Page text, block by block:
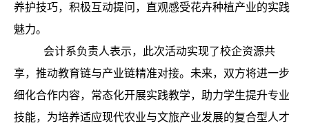
养护技巧，积极互动提问，直观感受花卉种植产业的实践
魅力。
会计系负责人表示，此次活动实现了校企资源共
享，推动教育链与产业链精准对接。未来，双方将进一步
细化合作内容，常态化开展实践教学，助力学生提升专业
技能，为培养适应现代农业与文旅产业发展的复合型人才